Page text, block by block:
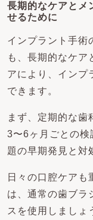
長期的なケアとメ
せるために
インプラント手術
も、長期的なケア
アにより、インプ
できます。
まず、定期的な歯
3〜6ヶ月ごとの検
題の早期発見と対
日々の口腔ケアも
は、通常の歯ブラ
スを使用しましょ